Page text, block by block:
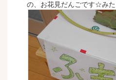
の、お花見だんごです☆み